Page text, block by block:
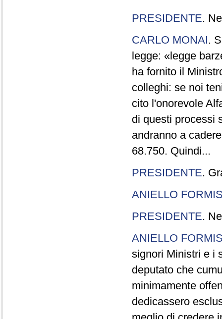
PRESIDENTE.
CARLO MONAI.
legge: «legge
ha fornito il
colleghi: se noi
cito l'onorevole
di questi processi
andranno a
68.750. Quindi...
PRESIDENTE.
ANIELLO
PRESIDENTE.
ANIELLO
signori Ministri e i
deputato che
minimamente
dedicassero